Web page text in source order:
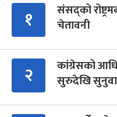
१
संसद्को
चेतावनी
२
कांग्रेसको
सुरुदेखि